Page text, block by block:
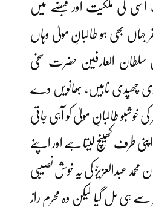
کی ملکیت اور قبضے میں
بھی ہو طالبانِ مولیٰ وہاں
سلطان العارفین حضرت سخی
دی چھپدی ناہیں، بھانویں دے
خوشبو طالبانِ مولیٰ کو آہی جاتی
اپنی طرف کھینچ لیتا ہے اور اپنے
عبدالعزیزؒ کی یہ خوش نصیبی
سے ہی مل گیا لیکن وہ محرم راز